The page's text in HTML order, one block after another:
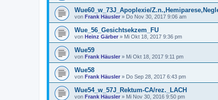
Wue60_w_73J_Apoplexie/
von Frank Häusler » Do Nov 30, 2017 9:06 am
Wue_56_Gesichtsekzem_FU
von Heinz Gärber » Mi Okt 18, 2017 9:36 pm
Wue59
von Frank Häusler » Mi Okt 18, 2017 9:11 pm
Wue58
von Frank Häusler » Do Sep 28, 2017 6:43 pm
Wue54_w_57J_Rektum-CA/rez._LACH
von Frank Häusler » Mi Nov 30, 2016 9:50 pm